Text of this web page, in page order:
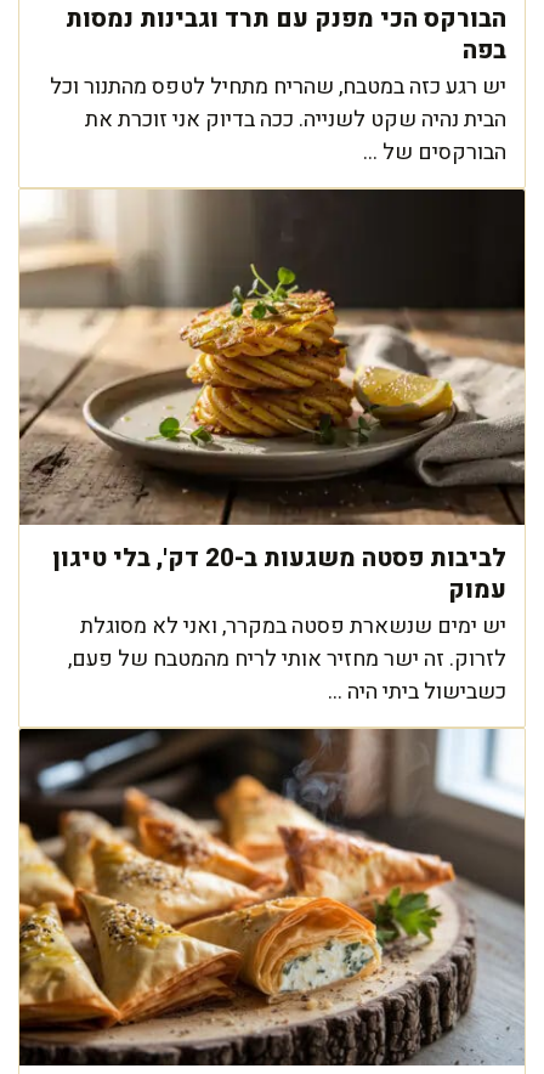
הבורקס הכי מפנק עם תרד וגבינות נמסות
בפה
יש רגע כזה במטבח, שהריח מתחיל לטפס מהתנור וכל
הבית נהיה שקט לשנייה. ככה בדיוק אני זוכרת את
הבורקסים של ...
לביבות פסטה משגעות ב-20 דק', בלי טיגון
עמוק
יש ימים שנשארת פסטה במקרר, ואני לא מסוגלת
לזרוק. זה ישר מחזיר אותי לריח מהמטבח של פעם,
כשבישול ביתי היה ...